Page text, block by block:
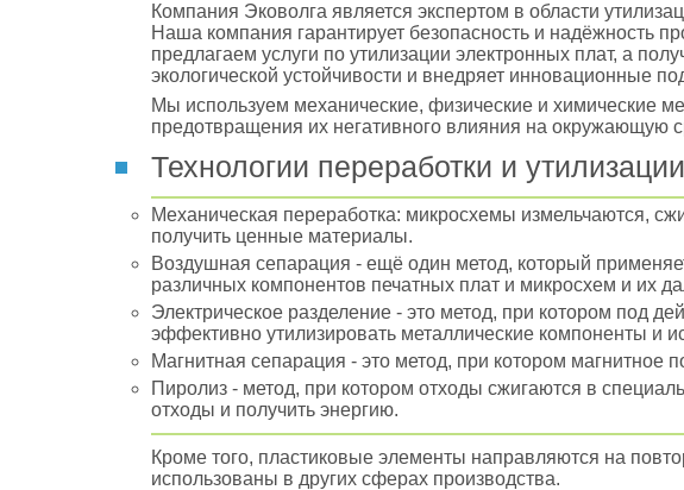
Компания Эковолга является экспертом в области
Наша компания гарантирует безопасность и надёжность
предлагаем услуги по утилизации электронных плат, а
экологической устойчивости и внедряет инновационные
Мы используем механические, физические и химические
предотвращения их негативного влияния на окружающую
Технологии переработки и утилизации
Механическая переработка: микросхемы измельчаются,
получить ценные материалы.
Воздушная сепарация - ещё один метод, который
различных компонентов печатных плат и микросхем и их
Электрическое разделение - это метод, при котором под
эффективно утилизировать металлические компоненты и
Магнитная сепарация - это метод, при котором магнитное
Пиролиз - метод, при котором отходы сжигаются в
отходы и получить энергию.
Кроме того, пластиковые элементы направляются на
использованы в других сферах производства.